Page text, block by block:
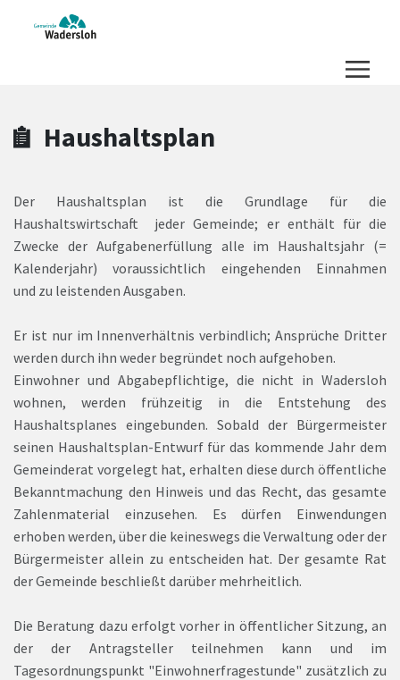
Zum Header
Zum Hauptinhalt
Zum Footer
Zum Hauptinhalt springen
Haushaltsplan
Der Haushaltsplan ist die Grundlage für die
Haushaltswirtschaft jeder Gemeinde; er enthält für die
Zwecke der Aufgabenerfüllung alle im Haushaltsjahr (=
Kalenderjahr) voraussichtlich eingehenden Einnahmen
und zu leistenden Ausgaben.
Er ist nur im Innenverhältnis verbindlich; Ansprüche Dritter
werden durch ihn weder begründet noch aufgehoben.
Einwohner und Abgabepflichtige, die nicht in Wadersloh
wohnen, werden frühzeitig in die Entstehung des
Haushaltsplanes eingebunden. Sobald der Bürgermeister
seinen Haushaltsplan-Entwurf für das kommende Jahr dem
Gemeinderat vorgelegt hat, erhalten diese durch öffentliche
Bekanntmachung den Hinweis und das Recht, das gesamte
Zahlenmaterial einzusehen. Es dürfen Einwendungen
erhoben werden, über die keineswegs die Verwaltung oder der
Bürgermeister allein zu entscheiden hat. Der gesamte Rat
der Gemeinde beschließt darüber mehrheitlich.
Die Beratung dazu erfolgt vorher in öffentlicher Sitzung, an
der der Antragsteller teilnehmen kann und im
Tagesordnungspunkt "Einwohnerfragestunde" zusätzlich zu